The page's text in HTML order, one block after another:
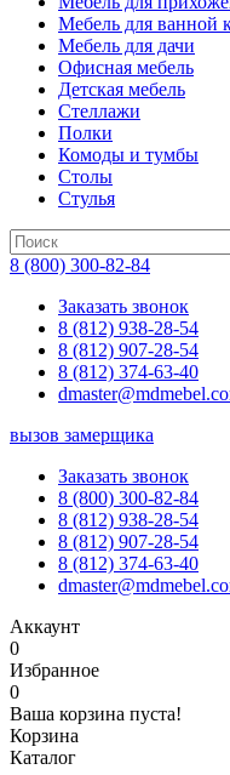
Мебель для ванной
Мебель для дачи
Офисная мебель
Детская мебель
Стеллажи
Полки
Комоды и тумбы
Столы
Стулья
8 (800) 300-82-84
Заказать звонок
8 (812) 938-28-54
8 (812) 907-28-54
8 (812) 374-63-40
вызов замерщика
Заказать звонок
8 (800) 300-82-84
8 (812) 938-28-54
8 (812) 907-28-54
8 (812) 374-63-40
Аккаунт
0
Избранное
0
Ваша корзина пуста!
Корзина
Каталог